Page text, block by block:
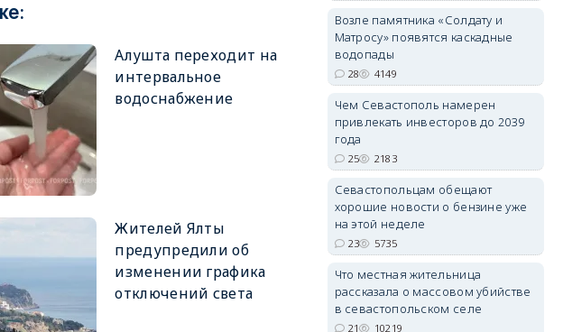
Алушта переходит на
интервальное
водоснабжение
Жителей Ялты
предупредили об
изменении графика
отключений света
Возле памятника «Солдату и
Матросу» появятся каскадные
водопады
28 4149
Чем Севастополь намерен
привлекать инвесторов до 2039
года
25 2183
Севастопольцам обещают
хорошие новости о бензине уже
на этой неделе
23 5735
Что местная жительница
рассказала о массовом убийстве
в севастопольском селе
21 10219